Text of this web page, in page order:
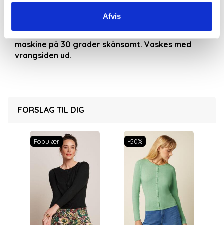
Afvis
Se denne cardigan i andre farver
70% bomuld, 20% modal ( lavet af bøgetræer,
kvalitet som bomuld) og 10% silke. Kan vaskes i
maskine på 30 grader skånsomt. Vaskes med
vrangsiden ud.
FORSLAG TIL DIG
Populær -50%